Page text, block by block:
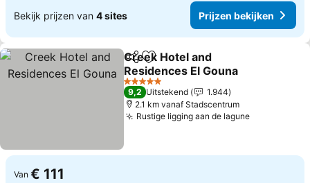
Bekijk prijzen van 4 sites Prijzen bekijken
DelenToevoegen aan favorieten
Creek Hotel and
Residences El Gouna
Prijzen bekijken
5 Sterren
9,2 Uitstekend
1.944
2.1 km vanaf Stadscentrum
Rustige ligging aan de lagunePrijzen
Van € 111